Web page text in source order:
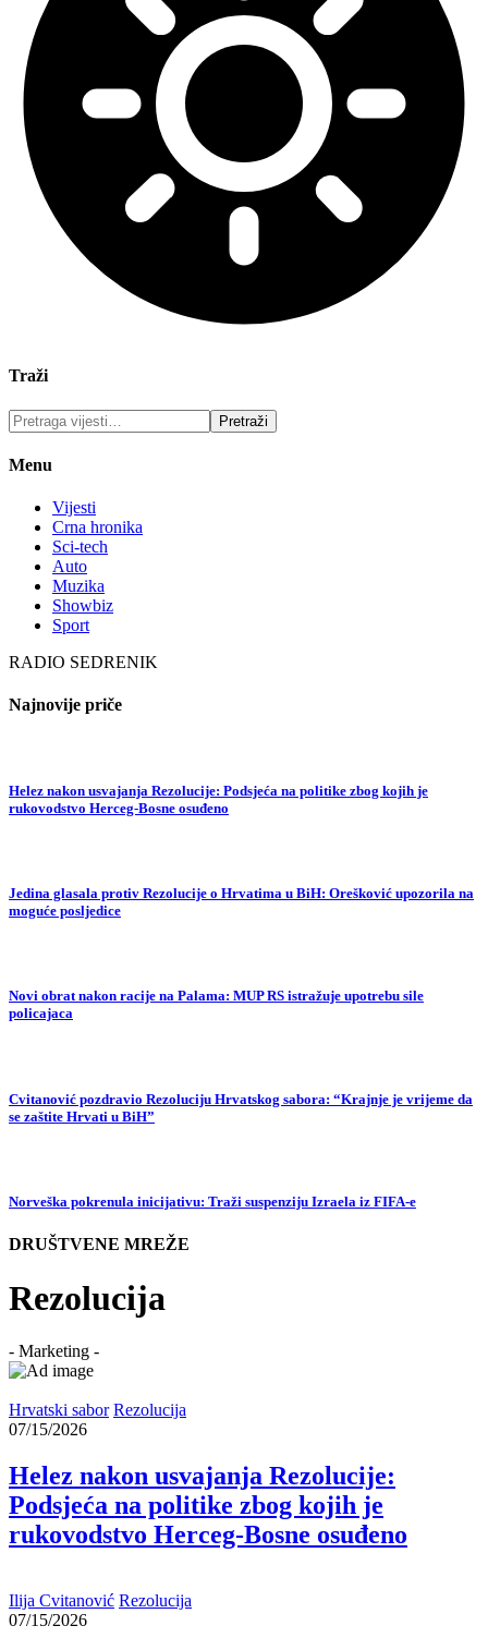
Traži
Menu
Vijesti
Crna hronika
Sci-tech
Auto
Muzika
Showbiz
Sport
RADIO SEDRENIK
Najnovije priče
Helez nakon usvajanja Rezolucije: Podsjeća na politike zbog kojih je
rukovodstvo Herceg-Bosne osuđeno
Jedina glasala protiv Rezolucije o Hrvatima u BiH: Orešković upozorila na
moguće posljedice
Novi obrat nakon racije na Palama: MUP RS istražuje upotrebu sile
policajaca
Cvitanović pozdravio Rezoluciju Hrvatskog sabora: “Krajnje je vrijeme da
se zaštite Hrvati u BiH”
Norveška pokrenula inicijativu: Traži suspenziju Izraela iz FIFA-e
DRUŠTVENE MREŽE
Rezolucija
- Marketing -
Hrvatski sabor Rezolucija
07/15/2026
Helez nakon usvajanja Rezolucije:
Podsjeća na politike zbog kojih je
rukovodstvo Herceg-Bosne osuđeno
Ilija Cvitanović Rezolucija
07/15/2026